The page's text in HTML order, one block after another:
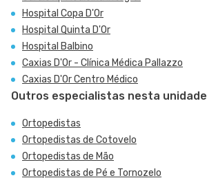
Hospital Copa D'Or
Hospital Quinta D'Or
Hospital Balbino
Caxias D'Or - Clínica Médica Pallazzo
Caxias D'Or Centro Médico
Outros especialistas nesta unidade
Ortopedistas
Ortopedistas de Cotovelo
Ortopedistas de Mão
Ortopedistas de Pé e Tornozelo